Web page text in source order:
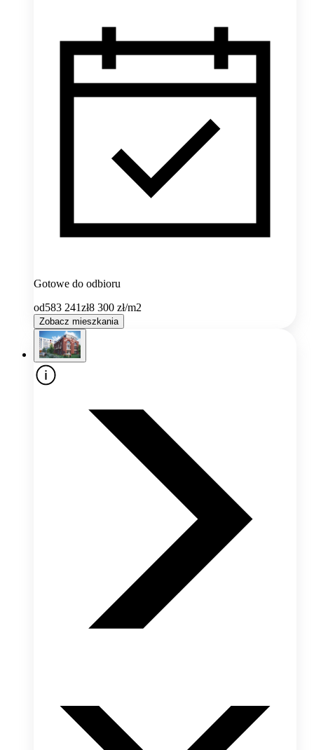
Gotowe do odbioru
od583 241zł8 300 zł/m2
Zobacz mieszkania